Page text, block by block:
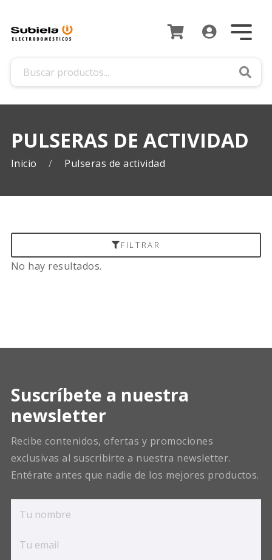
PULSERAS DE ACTIVIDAD
Inicio Pulseras de actividad
FILTRAR
No hay resultados.
Suscríbete a nuestra
newsletter
Recibe contenidos, ofertas y promociones
exclusivas al suscribirte a nuestra newsletter.
Entérate antes que nadie de los mejores productos.